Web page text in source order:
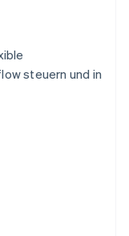
steuern und in